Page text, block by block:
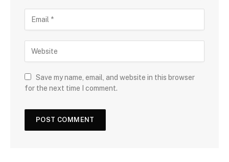
Save my name, email, and website in this browser
for the next time I comment.